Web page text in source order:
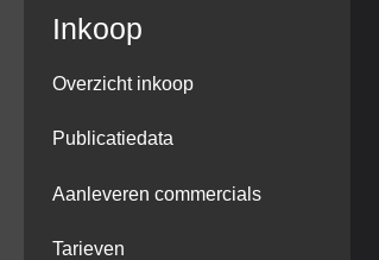
Inkoop
Overzicht inkoop
Publicatiedata
Aanleveren commercials
Tarieven